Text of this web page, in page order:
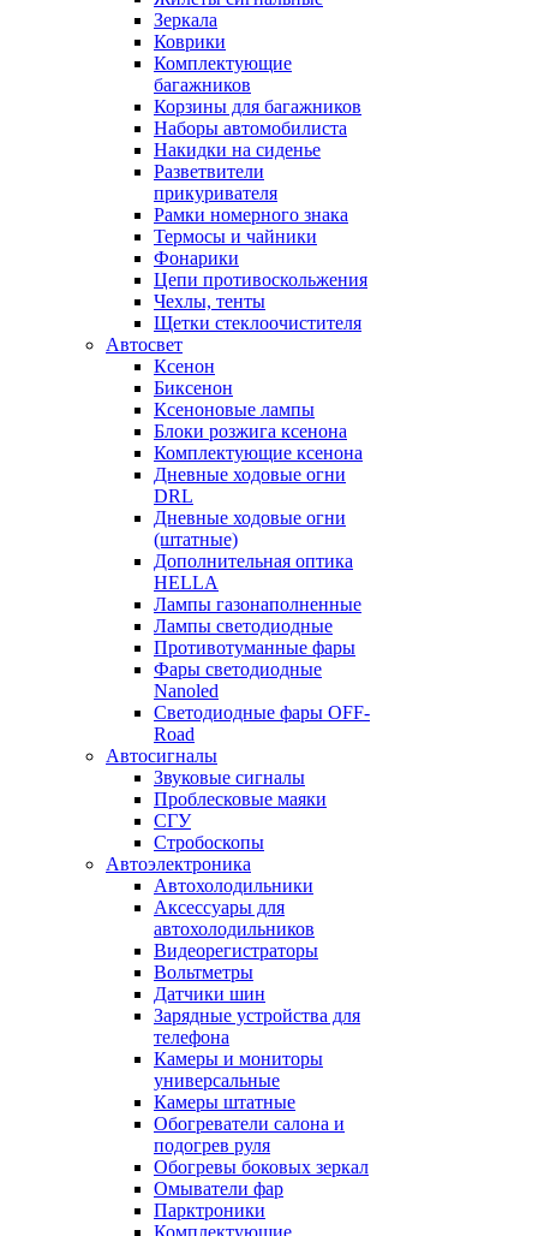
Зеркала
Коврики
Комплектующие
багажников
Корзины для багажников
Наборы автомобилиста
Накидки на сиденье
Разветвители
прикуривателя
Рамки номерного знака
Термосы и чайники
Фонарики
Цепи противоскольжения
Чехлы, тенты
Щетки стеклоочистителя
Автосвет
Ксенон
Биксенон
Ксеноновые лампы
Блоки розжига ксенона
Комплектующие ксенона
Дневные ходовые огни
DRL
Дневные ходовые огни
(штатные)
Дополнительная оптика
HELLA
Лампы газонаполненные
Лампы светодиодные
Противотуманные фары
Фары светодиодные
Nanoled
Светодиодные фары OFF-
Road
Автосигналы
Звуковые сигналы
Проблесковые маяки
СГУ
Стробоскопы
Автоэлектроника
Автохолодильники
Аксессуары для
автохолодильников
Видеорегистраторы
Вольтметры
Датчики шин
Зарядные устройства для
телефона
Камеры и мониторы
универсальные
Камеры штатные
Обогреватели салона и
подогрев руля
Обогревы боковых зеркал
Омыватели фар
Парктроники
Комплектующие